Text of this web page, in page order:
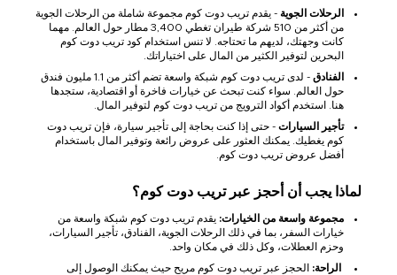
الرحلات الجوية - يقدم تريب دوت كوم مجموعة شاملة من الرحلات الجوية
من أكثر من 510 شركة طيران تغطي 3,400 مطار حول العالم. مهما
كانت وجهتك، لديهم ما تحتاجه. لا تنس استخدام كود تريب دوت كوم
البحرين لتوفير الكثير من المال على اختياراتك.
الفنادق
- لدى تريب دوت كوم شبكة واسعة تضم أكثر من 1.1 مليون فندق
حول العالم. سواء كنت تبحث عن خيارات فاخرة أو اقتصادية، ستجدها
هنا. استخدم أكواد الترويج من تريب دوت كوم لتوفير المال.
تأجير السيارات - حتى إذا كنت بحاجة إلى تأجير سيارة، فإن تريب دوت
كوم يغطيك. يمكنك العثور على عروض رائعة وتوفير المال باستخدام
أفضل عروض تريب دوت كوم.
لماذا يجب أن أحجز عبر تريب دوت كوم؟
مجموعة واسعة من الخيارات: يقدم تريب دوت كوم شبكة واسعة من
خيارات السفر، بما في ذلك الرحلات الجوية، الفنادق، تأجير السيارات،
وحزم العطلات، وكل ذلك في مكان واحد.
الراحة: الحجز عبر تريب دوت كوم مريح حيث يمكنك الوصول إلى